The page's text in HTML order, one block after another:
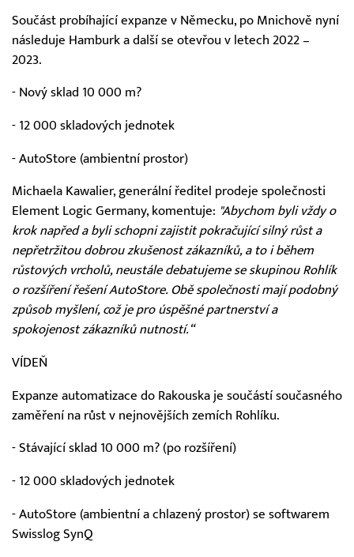
Součást probíhající expanze v Německu, po Mnichově nyní
následuje Hamburk a další se otevřou v letech 2022 –
2023.
- Nový sklad 10 000 m?
- 12 000 skladových jednotek
- AutoStore (ambientní prostor)
Michaela Kawalier, generální ředitel prodeje společnosti
Element Logic Germany, komentuje: "Abychom byli vždy o
krok napřed a byli schopni zajistit pokračující silný růst a
nepřetržitou dobrou zkušenost zákazníků, a to i během
růstových vrcholů, neustále debatujeme se skupinou Rohlík
o rozšíření řešení AutoStore. Obě společnosti mají podobný
způsob myšlení, což je pro úspěšné partnerství a
spokojenost zákazníků nutností.“
VÍDEŇ
Expanze automatizace do Rakouska je součástí současného
zaměření na růst v nejnovějších zemích Rohlíku.
- Stávající sklad 10 000 m? (po rozšíření)
- 12 000 skladových jednotek
- AutoStore (ambientní a chlazený prostor) se softwarem
Swisslog SynQ